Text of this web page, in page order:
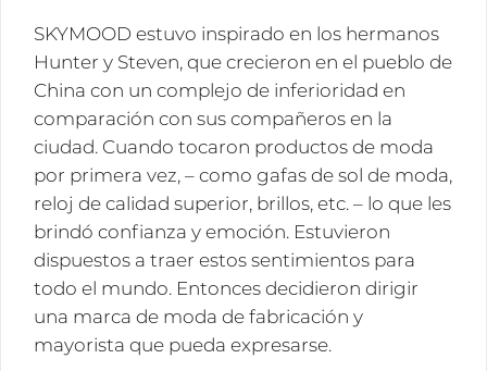
SKYMOOD estuvo inspirado en los hermanos
Hunter y Steven, que crecieron en el pueblo de
China con un complejo de inferioridad en
comparación con sus compañeros en la
ciudad. Cuando tocaron productos de moda
por primera vez, – como gafas de sol de moda,
reloj de calidad superior, brillos, etc. – lo que les
brindó confianza y emoción. Estuvieron
dispuestos a traer estos sentimientos para
todo el mundo. Entonces decidieron dirigir
una marca de moda de fabricación y
mayorista que pueda expresarse.